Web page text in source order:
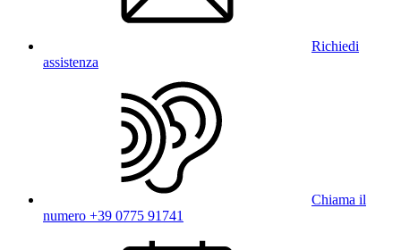
Richiedi
assistenza
Chiama il
numero +39 0775 91741